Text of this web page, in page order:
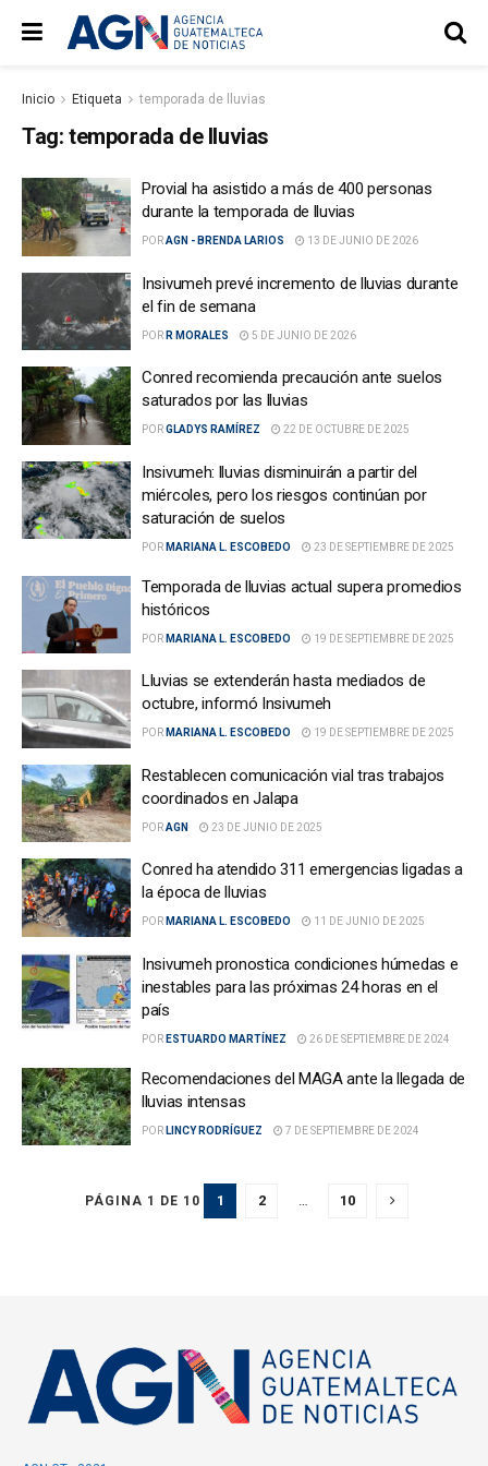
Inicio Etiqueta temporada de lluvias
Tag: temporada de lluvias
Provial ha asistido a más de 400 personas
durante la temporada de lluvias
PORAGN - BRENDA LARIOS 13 DE JUNIO DE 2026
Insivumeh prevé incremento de lluvias durante
el fin de semana
POR R MORALES 5 DE JUNIO DE 2026
Conred recomienda precaución ante suelos
saturados por las lluvias
PORGLADYS RAMÍREZ 22 DE OCTUBRE DE 2025
Insivumeh: lluvias disminuirán a partir del
miércoles, pero los riesgos continúan por
saturación de suelos
POR MARIANA L. ESCOBEDO 23 DE SEPTIEMBRE DE 2025
Temporada de lluvias actual supera promedios
históricos
POR MARIANA L. ESCOBEDO 19 DE SEPTIEMBRE DE 2025
Lluvias se extenderán hasta mediados de
octubre, informó Insivumeh
POR MARIANA L. ESCOBEDO 19 DE SEPTIEMBRE DE 2025
Restablecen comunicación vial tras trabajos
coordinados en Jalapa
PORAGN 23 DE JUNIO DE 2025
Conred ha atendido 311 emergencias ligadas a
la época de lluvias
POR MARIANA L. ESCOBEDO 11 DE JUNIO DE 2025
Insivumeh pronostica condiciones húmedas e
inestables para las próximas 24 horas en el
país
POR ESTUARDO MARTÍNEZ 26 DE SEPTIEMBRE DE 2024
Recomendaciones del MAGA ante la llegada de
lluvias intensas
POR LINCY RODRÍGUEZ 7 DE SEPTIEMBRE DE 2024
PÁGINA 1 DE 10 1 2 … 10